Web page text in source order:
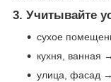
3. Учитывайте
сухое
кухня, ванная
улица, фасад →